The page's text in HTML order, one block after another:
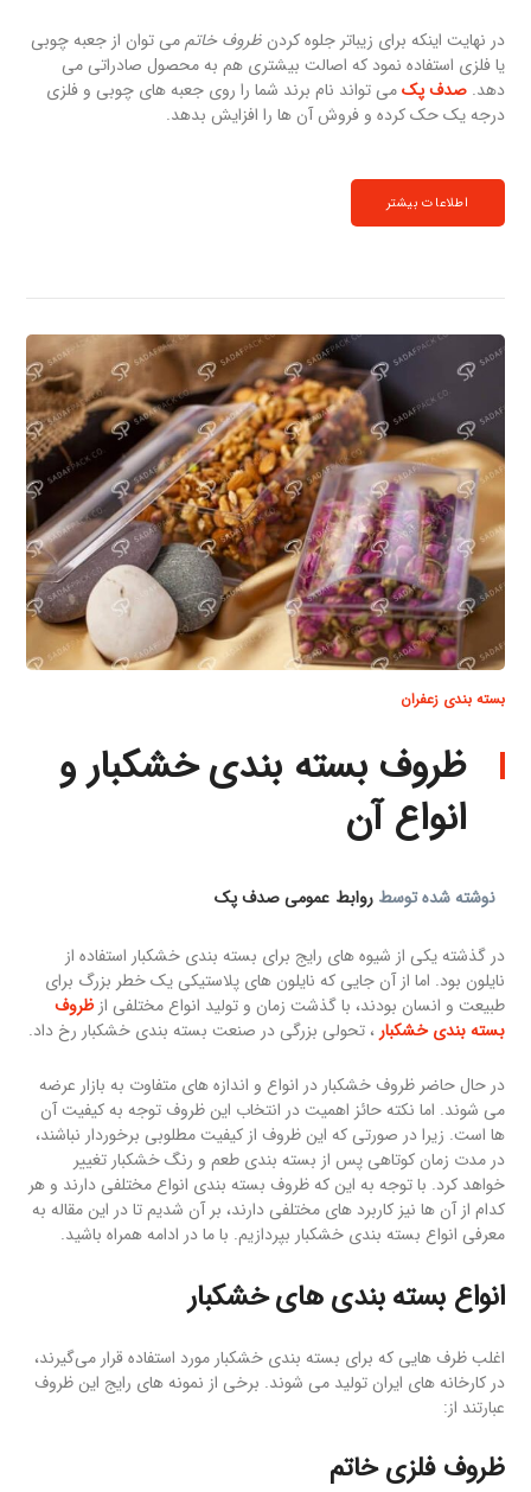
در نهایت اینکه برای زیباتر جلوه کردنظروف خاتممی توان از جعبه چوبی
یا فلزی استفاده نمود که اصالت بیشتری هم به محصول صادراتی می
دهد.صدف پکمی تواند نام برند شما را روی جعبه های چوبی و فلزی
درجه یک حک کرده و فروش آن ها را افزایش بدهد.
اطلاعات بیشتر
بسته بندی زعفران
ظروف بسته بندی خشکبار و
انواع آن
نوشته شده توسطروابط عمومی صدف پک
در گذشته یکی از شیوه های رایج برای بسته بندی خشکبار استفاده از
نایلون بود. اما از آن جایی که نایلون های پلاستیکی یک خطر بزرگ برای
طبیعت و انسان بودند، با گذشت زمان و تولید انواع مختلفی ازظروف
بسته بندی خشکبار ، تحولی بزرگی در صنعت بسته بندی خشکبار رخ داد.
در حال حاضر ظروف خشکبار در انواع و اندازه های متفاوت به بازار عرضه
می شوند. اما نکته حائز اهمیت در انتخاب این ظروف توجه به کیفیت آن
ها است. زیرا در صورتی که این ظروف از کیفیت مطلوبی برخوردار نباشند،
در مدت زمان کوتاهی پس از بسته بندی طعم و رنگ خشکبار تغییر
خواهد کرد. با توجه به این که ظروف بسته بندی انواع مختلفی دارند و هر
کدام از آن ها نیز کاربرد های مختلفی دارند، بر آن شدیم تا در این مقاله به
معرفی انواع بسته بندی خشکبار بپردازیم. با ما در ادامه همراه باشید.
انواع بسته بندی های خشکبار
اغلب ظرف هایی که برای بسته بندی خشکبار مورد استفاده قرار می‌گیرند،
در کارخانه های ایران تولید می شوند. برخی از نمونه های رایج این ظروف
عبارتند از:
ظروف فلزی خاتم